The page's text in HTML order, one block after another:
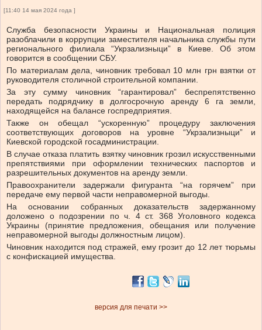
[11:40 14 мая 2024 года ]
Служба безопасности Украины и Национальная полиция
разоблачили в коррупции заместителя начальника службы пути
регионального филиала “Укрзализныци” в Киеве. Об этом
говорится в сообщении СБУ.
По материалам дела, чиновник требовал 10 млн грн взятки от
руководителя столичной строительной компании.
За эту сумму чиновник “гарантировал” беспрепятственно
передать подрядчику в долгосрочную аренду 6 га земли,
находящейся на балансе госпредприятия.
Также он обещал “ускоренную” процедуру заключения
соответствующих договоров на уровне “Укрзализныци” и
Киевской городской госадминистрации.
В случае отказа платить взятку чиновник грозил искусственными
препятствиями при оформлении технических паспортов и
разрешительных документов на аренду земли.
Правоохранители задержали фигуранта “на горячем” при
передаче ему первой части неправомерной выгоды.
На основании собранных доказательств задержанному
доложено о подозрении по ч. 4 ст. 368 Уголовного кодекса
Украины (принятие предложения, обещания или получение
неправомерной выгоды должностным лицом).
Чиновник находится под стражей, ему грозит до 12 лет тюрьмы
с конфискацией имущества.
версия для печати >>